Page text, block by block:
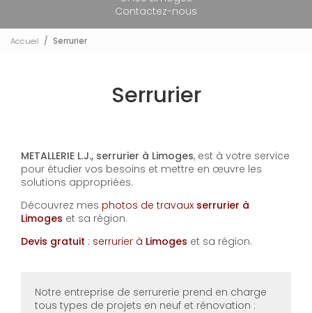
Contactez-nous
Accueil Serrurier
Serrurier
METALLERIE L.J., serrurier à Limoges, est à votre service
pour étudier vos besoins et mettre en œuvre les
solutions appropriées.
Découvrez mes photos de travaux serrurier à
Limoges et sa région.
Devis gratuit : serrurier à Limoges et sa région.
Notre entreprise de serrurerie prend en charge
tous types de projets en neuf et rénovation :